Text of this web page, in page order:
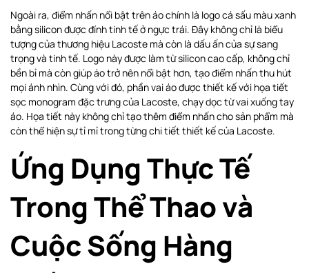
Ngoài ra, điểm nhấn nổi bật trên áo chính là logo cá sấu màu xanh
bằng silicon được đính tinh tế ở ngực trái. Đây không chỉ là biểu
tượng của thương hiệu Lacoste mà còn là dấu ấn của sự sang
trọng và tinh tế. Logo này được làm từ silicon cao cấp, không chỉ
bền bỉ mà còn giúp áo trở nên nổi bật hơn, tạo điểm nhấn thu hút
mọi ánh nhìn. Cùng với đó, phần vai áo được thiết kế với họa tiết
sọc monogram đặc trưng của Lacoste, chạy dọc từ vai xuống tay
áo. Họa tiết này không chỉ tạo thêm điểm nhấn cho sản phẩm mà
còn thể hiện sự tỉ mỉ trong từng chi tiết thiết kế của Lacoste.
Ứng Dụng Thực Tế
Trong Thể Thao và
Cuộc Sống Hàng